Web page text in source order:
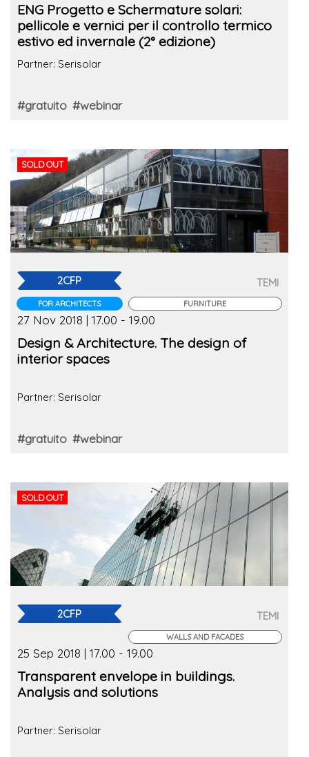
ENG Progetto e Schermature solari:
pellicole e vernici per il controllo termico
estivo ed invernale (2° edizione)
Partner: Serisolar
#gratuito #webinar
SOLD OUT
2CFP
FOR ARCHITECTS
TEMI
FURNITURE
27 Nov 2018 | 17.00 - 19.00
Design & Architecture. The design of
interior spaces
Partner: Serisolar
#gratuito #webinar
SOLD OUT
2CFP TEMI
WALLS AND FACADES
25 Sep 2018 | 17.00 - 19.00
Transparent envelope in buildings.
Analysis and solutions
Partner: Serisolar